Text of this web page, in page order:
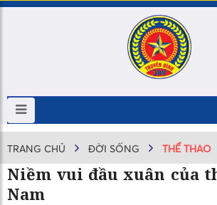
TRANG CHỦ ĐỜI SỐNG THỂ THAO
Niềm vui đầu xuân của
Nam